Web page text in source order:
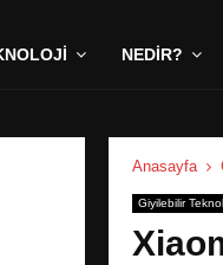
NEDIR?
Anasayfa
Giyilebilir